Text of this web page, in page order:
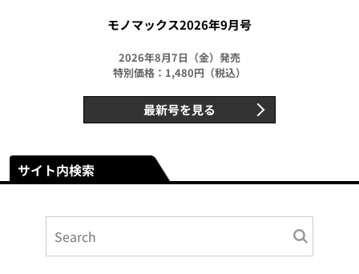
モノマックス2026年9月号
2026年8月7日（金）発売
特別価格：1,480円（税込）
最新号を見る
サイト内検索